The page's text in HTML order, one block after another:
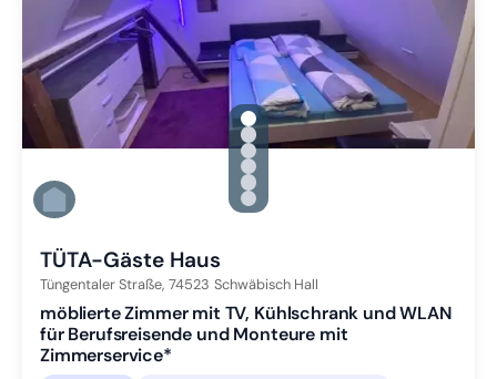
gallery.slide_selector
Zu Slide 1 wechseln
Zu Slide 2 wechseln
Zu Slide 3 wechseln
Zu Slide 4 wechseln
Zu Slide 5 wechseln
Zu Slide 6 wechseln
TÜTA-Gäste Haus
Tüngentaler Straße, 74523 Schwäbisch Hall
möblierte Zimmer mit TV, Kühlschrank und WLAN
für Berufsreisende und Monteure mit
Zimmerservice*